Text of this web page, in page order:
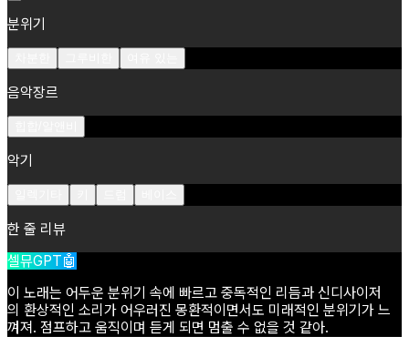
분위기
음악장르
악기
한 줄 리뷰
셀뮤GPT🤖
이 노래는 어두운 분위기 속에 빠르고 중독적인 리듬과 신디사이저
의 환상적인 소리가 어우러진 몽환적이면서도 미래적인 분위기가 느
껴져. 점프하고 움직이며 듣게 되면 멈출 수 없을 것 같아.